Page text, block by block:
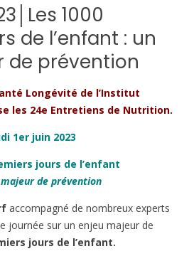
1000
de l’enfant : un
de prévention
Longévité de l’Institut
les 24e Entretiens de Nutrition.
1er juin 2023
jours de l’enfant
de prévention
accompagné de nombreux experts
journée sur un enjeu majeur de
jours de l’enfant.